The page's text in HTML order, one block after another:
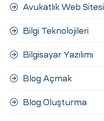
Avukatlık Web Sitesi
Bilgi Teknolojileri
Bilgisayar Yazılımı
Blog Açmak
Blog Oluşturma